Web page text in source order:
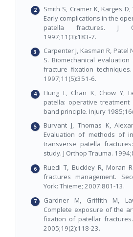
Smith S, Cramer K, Karges
Early complications in the
patella fractures. J
1997;11(3):183-7.
Carpenter J, Kasman R, Patel
S. Biomechanical
fracture fixation
1997;11(5):351-6.
Hung L, Chan K, Chow Y,
patella: operative
band principle. Injury
Burvant J, Thomas K,
Evaluation of methods of
transverse patella
study. J Orthop Trauma.
Ruedi T, Buckley R, Moran
fractures management.
York: Thieme; 2007:801-13.
Gardner M, Griffith M,
Complete exposure of the
fixation of patellar
2005;19(2):118-23.